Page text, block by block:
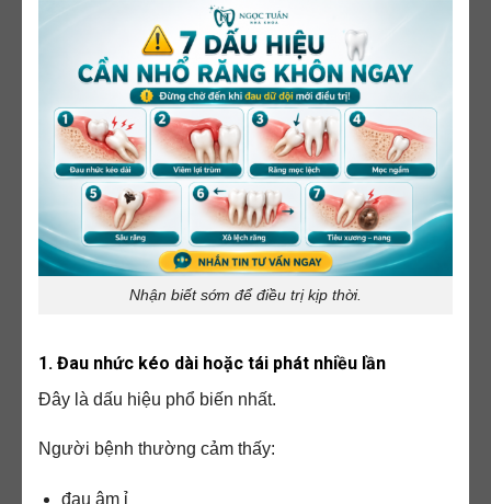
Nhận biết sớm để điều trị kịp thời.
1. Đau nhức kéo dài hoặc tái phát nhiều lần
Đây là dấu hiệu phổ biến nhất.
Người bệnh thường cảm thấy:
đau âm ỉ